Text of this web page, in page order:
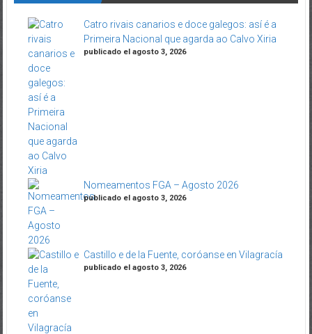
Catro rivais canarios e doce galegos: así é a
Primeira Nacional que agarda ao Calvo Xiria
publicado el agosto 3, 2026
Nomeamentos FGA – Agosto 2026
publicado el agosto 3, 2026
Castillo e de la Fuente, coróanse en Vilagracía
publicado el agosto 3, 2026